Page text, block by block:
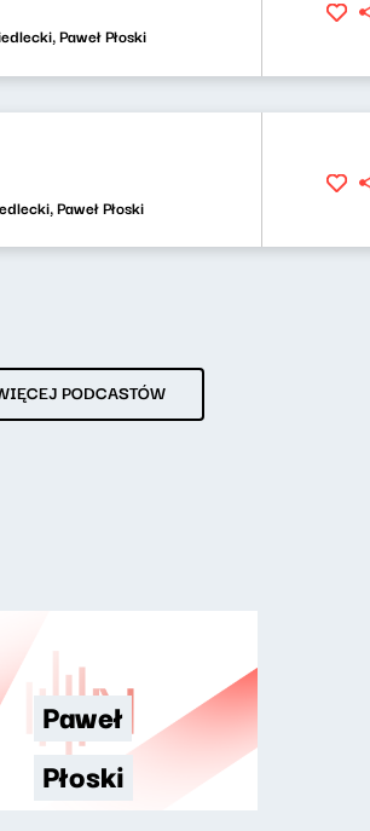
Paweł Płoski
Paweł Płoski
PODCASTÓW
Paweł
Płoski